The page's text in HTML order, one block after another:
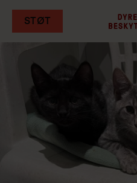
hovedindhold
STØT